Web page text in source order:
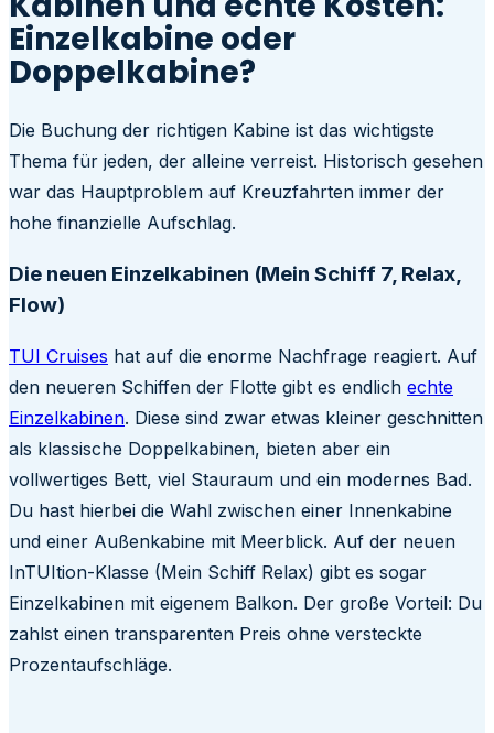
Einzelkabine oder
Doppelkabine?
Die Buchung der richtigen Kabine ist das wichtigste
Thema für jeden, der alleine verreist. Historisch gesehen
war das Hauptproblem auf Kreuzfahrten immer der
hohe finanzielle Aufschlag.
Die neuen Einzelkabinen (Mein Schiff 7, Relax,
Flow)
TUI Cruises hat auf die enorme Nachfrage reagiert. Auf
den neueren Schiffen der Flotte gibt es endlich echte
Einzelkabinen. Diese sind zwar etwas kleiner geschnitten
als klassische Doppelkabinen, bieten aber ein
vollwertiges Bett, viel Stauraum und ein modernes Bad.
Du hast hierbei die Wahl zwischen einer Innenkabine
und einer Außenkabine mit Meerblick. Auf der neuen
InTUItion-Klasse (Mein Schiff Relax) gibt es sogar
Einzelkabinen mit eigenem Balkon. Der große Vorteil: Du
zahlst einen transparenten Preis ohne versteckte
Prozentaufschläge.